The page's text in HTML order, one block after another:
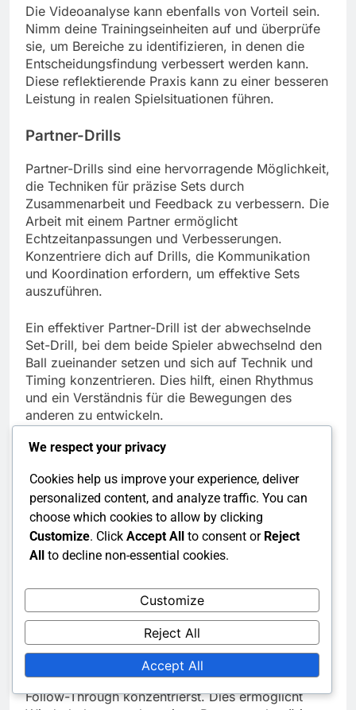
Die Videoanalyse kann ebenfalls von Vorteil sein.
Nimm deine Trainingseinheiten auf und überprüfe
sie, um Bereiche zu identifizieren, in denen die
Entscheidungsfindung verbessert werden kann.
Diese reflektierende Praxis kann zu einer besseren
Leistung in realen Spielsituationen führen.
Partner-Drills
Partner-Drills sind eine hervorragende Möglichkeit,
die Techniken für präzise Sets durch
Zusammenarbeit und Feedback zu verbessern. Die
Arbeit mit einem Partner ermöglicht
Echtzeitanpassungen und Verbesserungen.
Konzentriere dich auf Drills, die Kommunikation
und Koordination erfordern, um effektive Sets
auszuführen.
Ein effektiver Partner-Drill ist der abwechselnde
Set-Drill, bei dem beide Spieler abwechselnd den
Ball zueinander setzen und sich auf Technik und
Timing konzentrieren. Dies hilft, einen Rhythmus
und ein Verständnis für die Bewegungen des
anderen zu entwickeln.
Darüber hinaus kannst du wettbewerbsorientierte
setzt, während der andere versucht zu punkten.
Dies fügt eine Druckschicht hinzu und hilft, die
Entscheidungsfähigkeiten in einer spielähnlichen
Umgebung zu verbessern.
Techniken für das Solo-Training sind wertvoll, um
die Fähigkeiten für präzise Sets unabhängig zu
verfeinern. Verwende eine Wand oder einen
Rückpraller, um das Setzen des Balls zu üben,
wobei du dich auf die Handpositionierung und den
Follow-Through konzentrierst. Dies ermöglicht
We respect your privacy
Cookies help us improve your experience, deliver
personalized content, and analyze traffic. You can
choose which cookies to allow by clicking
Customize. Click Accept All to consent or Reject
All to decline non-essential cookies.
Customize
Reject All
Accept All